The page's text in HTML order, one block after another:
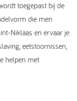
toegepast bij de
die men
Niklaas en ervaar je
eetstoornissen,
helpen met